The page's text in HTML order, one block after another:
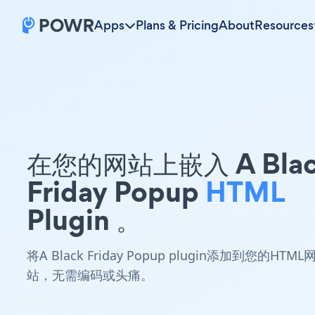
Apps Plans & PricingAboutResources
在您的网站上嵌入 A
Friday PopupHTML
Plugin 。
将A Black Friday Popup plugin添加到您的HTML
站，无需编码或头痛。